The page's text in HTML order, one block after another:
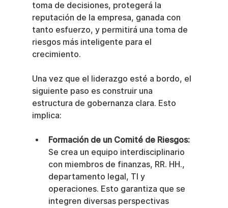
toma de decisiones, protegerá la
reputación de la empresa, ganada con
tanto esfuerzo, y permitirá una toma de
riesgos más inteligente para el
crecimiento.
Una vez que el liderazgo esté a bordo, el
siguiente paso es construir una
estructura de gobernanza clara. Esto
implica:
Formación de un Comité de Riesgos:
Se crea un equipo interdisciplinario
con miembros de finanzas, RR. HH.,
departamento legal, TI y
operaciones. Esto garantiza que se
integren diversas perspectivas